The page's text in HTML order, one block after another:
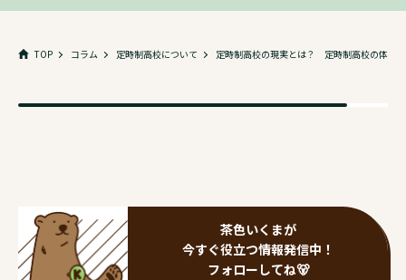
TOP コラム 定時制高校について 定時制高校の現実とは？ 定時制高校の体験
茶色いくまが
今すぐ役立つ情報発信中！
フォローしてね🐻